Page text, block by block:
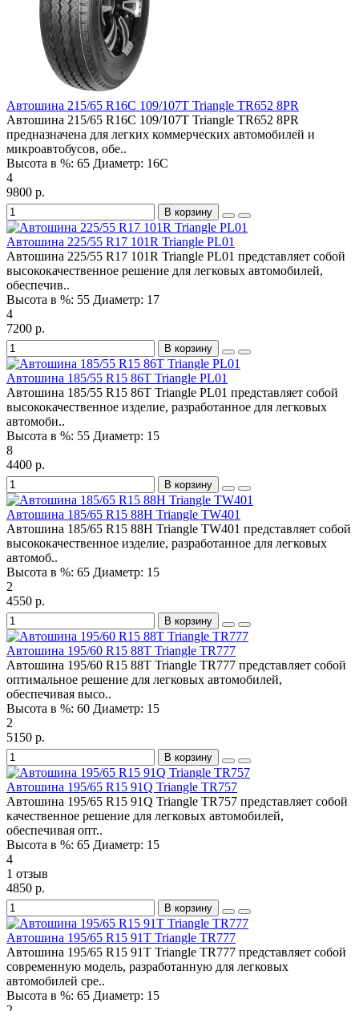
Автошина 215/65 R16C 109/107T Triangle TR652 8PR
Автошина 215/65 R16C 109/107T Triangle TR652 8PR
предназначена для легких коммерческих автомобилей и
микроавтобусов, обе..
Высота в %: 65 Диаметр: 16C
4
9800 р.
В корзину
Автошина 225/55 R17 101R Triangle PL01
Автошина 225/55 R17 101R Triangle PL01 представляет собой
высококачественное решение для легковых автомобилей,
обеспечив..
Высота в %: 55 Диаметр: 17
4
7200 р.
В корзину
Автошина 185/55 R15 86T Triangle PL01
Автошина 185/55 R15 86T Triangle PL01 представляет собой
высококачественное изделие, разработанное для легковых
автомоби..
Высота в %: 55 Диаметр: 15
8
4400 р.
В корзину
Автошина 185/65 R15 88H Triangle TW401
Автошина 185/65 R15 88H Triangle TW401 представляет собой
высококачественное изделие, разработанное для легковых
автомоб..
Высота в %: 65 Диаметр: 15
2
4550 р.
В корзину
Автошина 195/60 R15 88T Triangle TR777
Автошина 195/60 R15 88T Triangle TR777 представляет собой
оптимальное решение для легковых автомобилей,
обеспечивая высо..
Высота в %: 60 Диаметр: 15
2
5150 р.
В корзину
Автошина 195/65 R15 91Q Triangle TR757
Автошина 195/65 R15 91Q Triangle TR757 представляет собой
качественное решение для легковых автомобилей,
обеспечивая опт..
Высота в %: 65 Диаметр: 15
4
1 отзыв
4850 р.
В корзину
Автошина 195/65 R15 91T Triangle TR777
Автошина 195/65 R15 91T Triangle TR777 представляет собой
современную модель, разработанную для легковых
автомобилей сре..
Высота в %: 65 Диаметр: 15